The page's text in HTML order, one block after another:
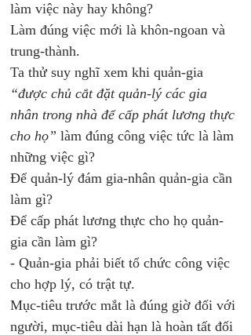
làm việc này hay không?
Làm đúng việc mới là khôn-ngoan và
trung-thành.
Ta thử suy nghĩ xem khi quản-gia
“được chủ cắt đặt quản-lý các gia
nhân trong nhà để cấp phát lương thực
cho họ” làm đúng công việc tức là làm
những việc gì?
Để quản-lý đám gia-nhân quản-gia cần
làm gì?
Để cấp phát lương thực cho họ quản-
gia cần làm gì?
- Quản-gia phải biết tổ chức công việc
cho hợp lý, có trật tự.
Mục-tiêu trước mắt là đúng giờ đối với
người, mục-tiêu dài hạn là hoàn tất đối